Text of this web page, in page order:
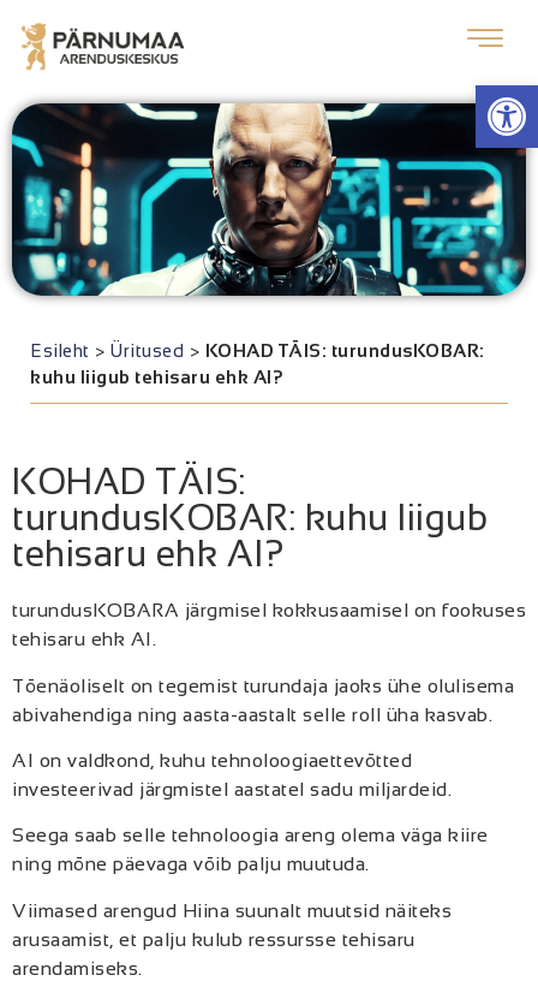
Esileht > Üritused > KOHAD TÄIS: turundusKOBAR:
kuhu liigub tehisaru ehk AI?
KOHAD TÄIS:
turundusKOBAR: kuhu liigub
tehisaru ehk AI?
turundusKOBARA järgmisel kokkusaamisel on fookuses
tehisaru ehk AI.
Tõenäoliselt on tegemist turundaja jaoks ühe olulisema
abivahendiga ning aasta-aastalt selle roll üha kasvab.
AI on valdkond, kuhu tehnoloogiaettevõtted
investeerivad järgmistel aastatel sadu miljardeid.
Seega saab selle tehnoloogia areng olema väga kiire
ning mõne päevaga võib palju muutuda.
Viimased arengud Hiina suunalt muutsid näiteks
arusaamist, et palju kulub ressursse tehisaru
arendamiseks.